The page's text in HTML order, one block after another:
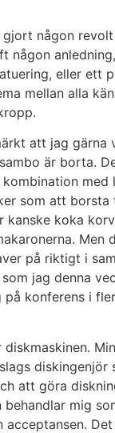
någon
någon
eller ett
mellan alla
att jag gärna
är borta.
med
som att borsta
kanske koka
Men
på riktigt i
jag denna
på konferens i
diskmaskinen.
diskingenjör
att göra
behandlar mig
acceptansen.